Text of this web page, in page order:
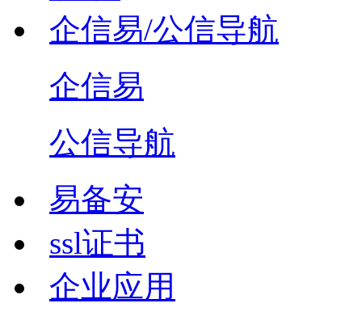
企信易/公信导航
企信易
公信导航
易备安
ssl证书
企业应用